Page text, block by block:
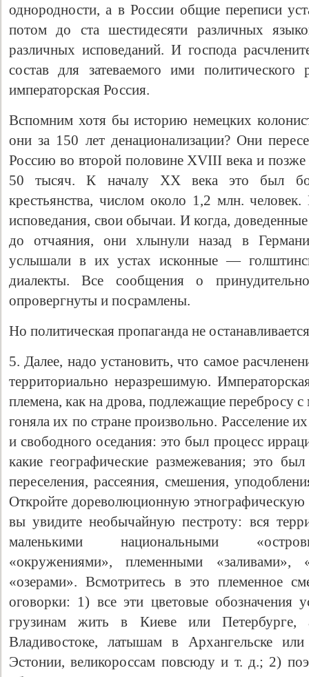
однородности, а в России общие переписи
потом до ста шестидесяти различных
различных исповеданий. И господа
состав для затеваемого ими политического
императорская Россия.
Вспомним хотя бы историю немецких
они за 150 лет денационализации? Они
Россию во второй половине XVIII века и
50 тысяч. К началу XX века это был
крестьянства, числом около 1,2 млн.
исповедания, свои обычаи. И когда,
до отчаяния, они хлынули назад в
услышали в их устах исконные —
диалекты. Все сообщения о
опровергнуты и посрамлены.
Но политическая пропаганда не
5. Далее, надо установить, что самое
территориально неразрешимую.
племена, как на дрова, подлежащие перебросу с
гоняла их по стране произвольно. Расселение
и свободного оседания: это был процесс
какие географические размежевания; это
переселения, рассеяния, смешения,
Откройте дореволюционную
вы увидите необычайную пестроту: вся
маленькими национальными
«окружениями», племенными «заливами»,
«озерами». Всмотритесь в это племенное
оговорки: 1) все эти цветовые обозначения
грузинам жить в Киеве или Петербурге,
Владивостоке, латышам в Архангельске
Эстонии, великороссам повсюду и т. д.; 2)